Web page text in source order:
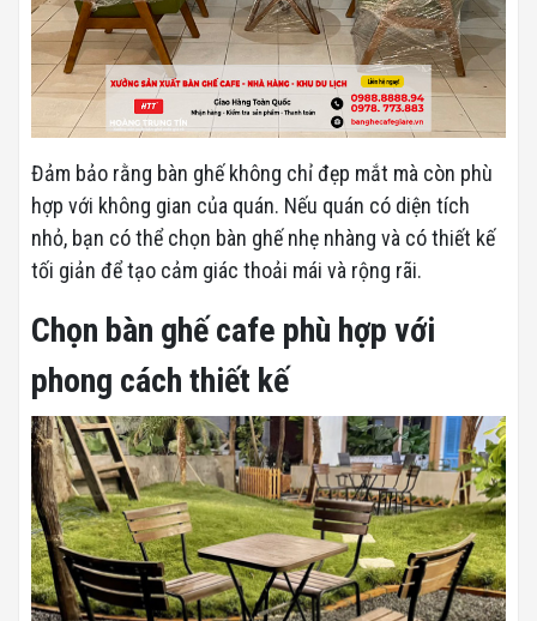
Đảm bảo rằng bàn ghế không chỉ đẹp mắt mà còn phù
hợp với không gian của quán. Nếu quán có diện tích
nhỏ, bạn có thể chọn bàn ghế nhẹ nhàng và có thiết kế
tối giản để tạo cảm giác thoải mái và rộng rãi.
Chọn bàn ghế cafe phù hợp với
phong cách thiết kế